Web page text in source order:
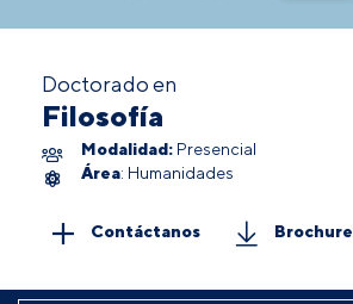
Doctorado en
Filosofía
Modalidad: Presencial
Área: Humanidades
Contáctanos Brochure